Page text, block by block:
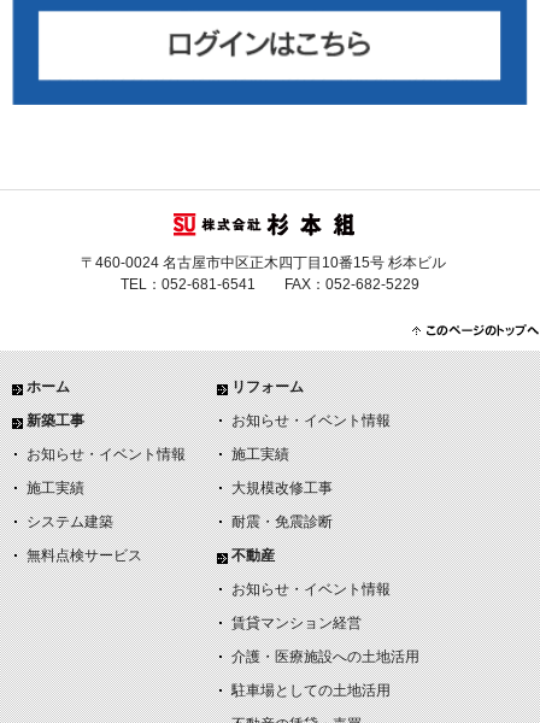
〒460-0024 名古屋市中区正木四丁目10番15号 杉本ビル
TEL：052-681-6541 FAX：052-682-5229
ホーム
新築工事
お知らせ・イベント情報
施工実績
システム建築
無料点検サービス
リフォーム
お知らせ・イベント情報
施工実績
大規模改修工事
耐震・免震診断
不動産
お知らせ・イベント情報
賃貸マンション経営
介護・医療施設への土地活用
駐車場としての土地活用